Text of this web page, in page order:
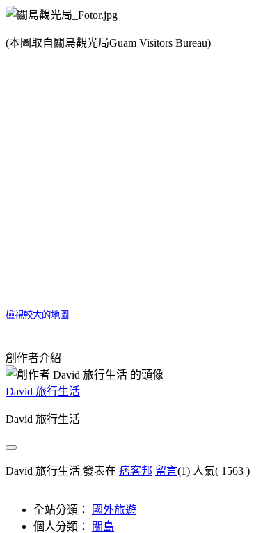
(本圖取自關島觀光局Guam Visitors Bureau)
檢視較大的地圖
創作者介紹
David 旅行生活
David 旅行生活
David 旅行生活 發表在 痞客邦 留言(1) 人氣( 1563 )
全站分類：
國外旅遊
個人分類：
關島